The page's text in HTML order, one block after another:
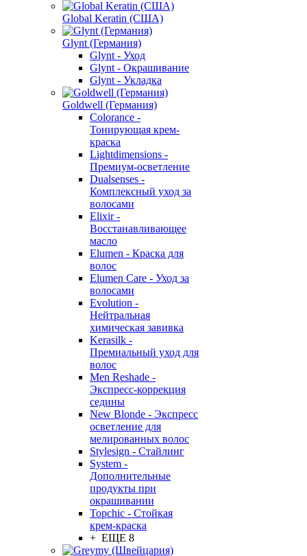
Global Keratin (США)
Glynt (Германия)
Glynt - Уход
Glynt - Окрашивание
Glynt - Укладка
Goldwell (Германия)
Colorance -
Тонирующая крем-
краска
Lightdimensions -
Премиум-осветление
Dualsenses -
Комплексный уход за
волосами
Elixir -
Восстанавливающее
масло
Elumen - Краска для
волос
Elumen Care - Уход за
волосами
Evolution -
Нейтральная
химическая завивка
Kerasilk -
Премиальный уход для
волос
Men Reshade -
Экспресс-коррекция
седины
New Blonde - Экспресс
осветление для
мелированных волос
Stylesign - Стайлинг
System -
Дополнительные
продукты при
окрашивании
Topchic - Стойкая
крем-краска
+ ЕЩЕ 8